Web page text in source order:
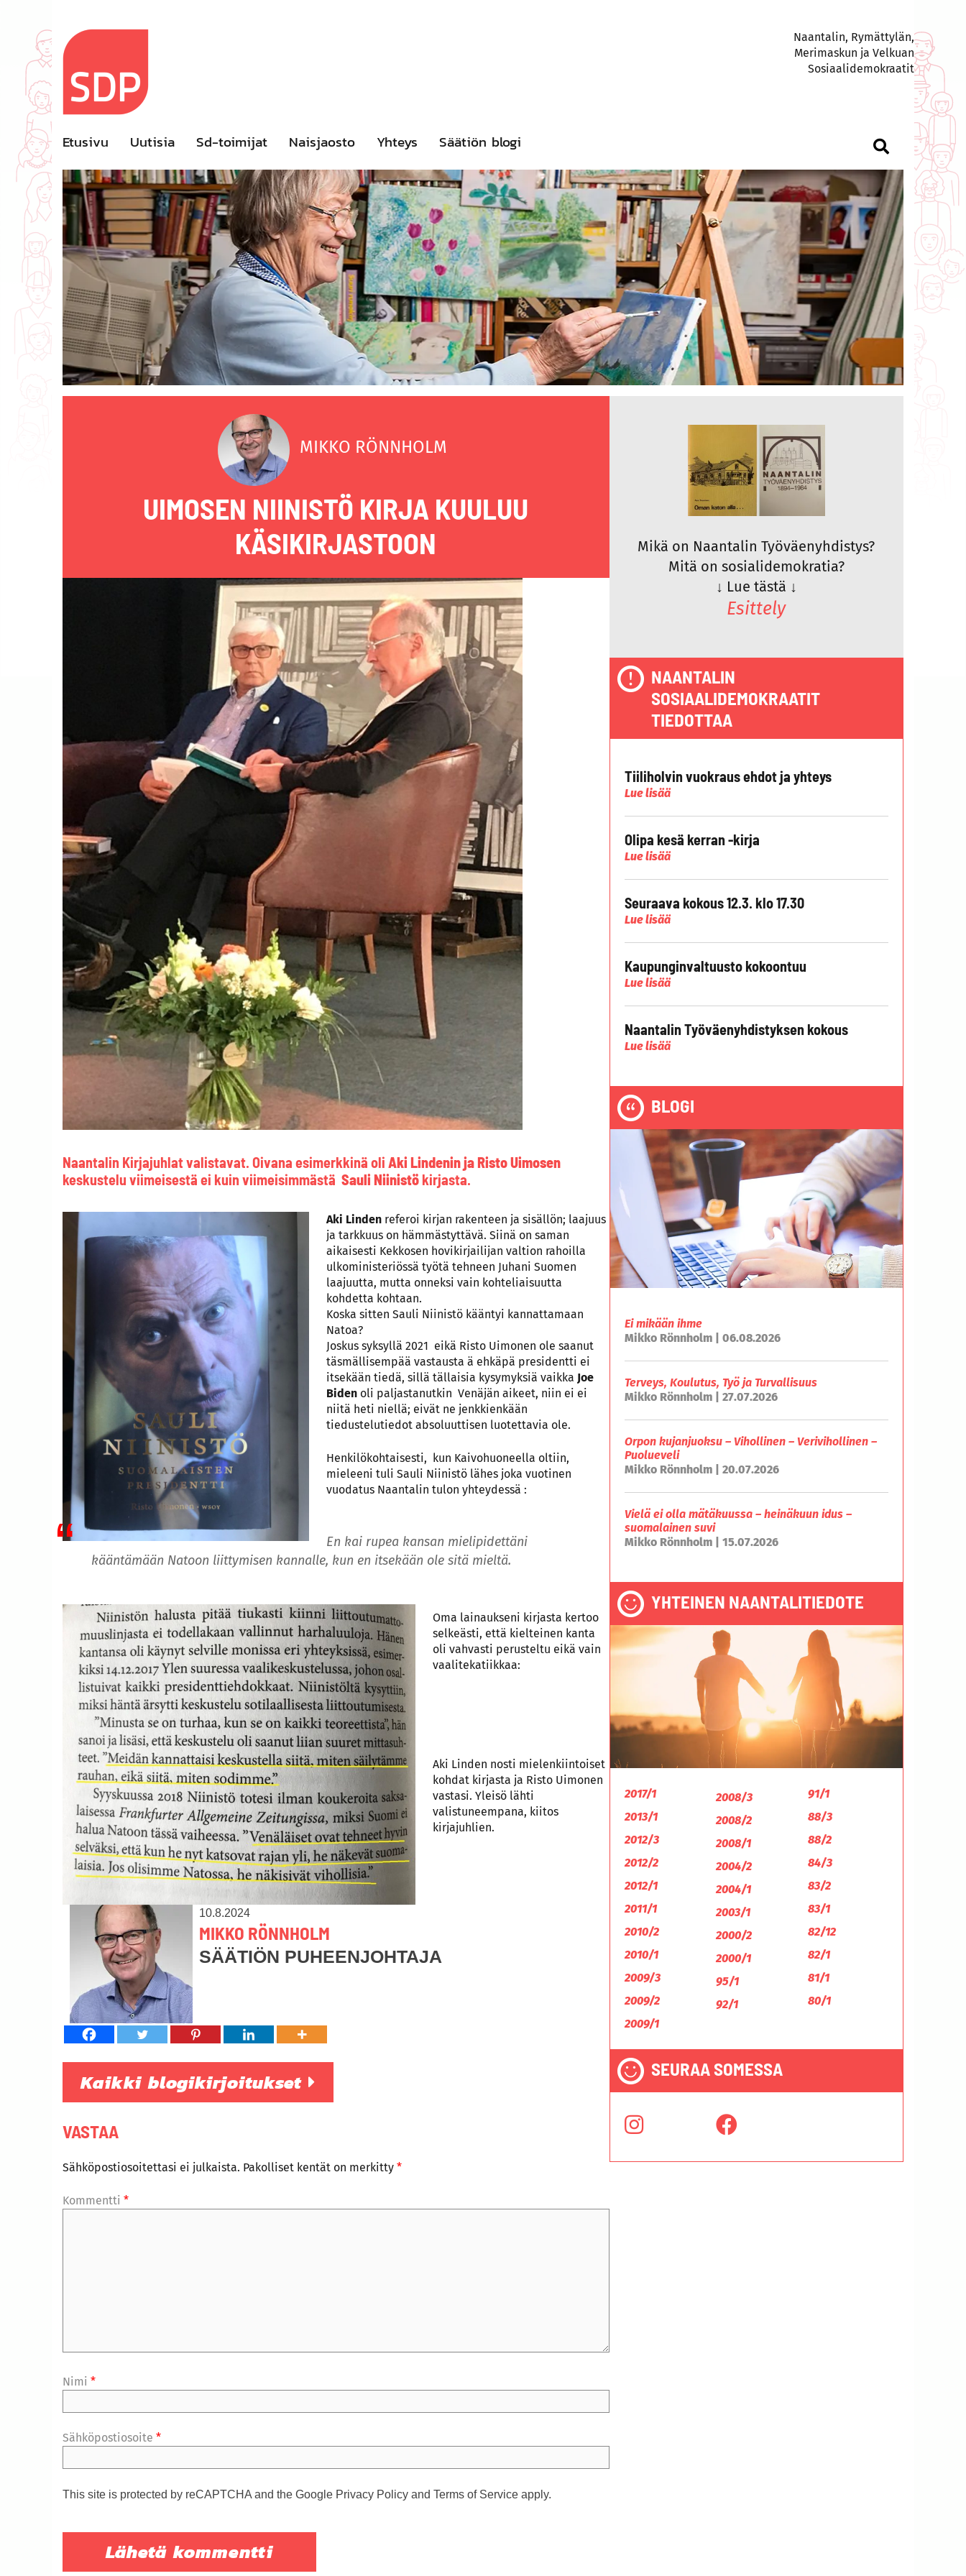
content
Naantalin, Rymättylän,
Merimaskun ja Velkuan
Sosiaalidemokraatit
Etusivu Uutisia Sd-toimijat Naisjaosto Yhteys Säätiön blogi
MIKKO RÖNNHOLM
UIMOSEN NIINISTÖ KIRJA KUULUU
KÄSIKIRJASTOON
Naantalin Kirjajuhlat valistavat. Oivana esimerkkinä oli Aki Lindenin ja Risto Uimosen
keskustelu viimeisestä ei kuin viimeisimmästä Sauli Niinistö kirjasta.
Aki Linden referoi kirjan rakenteen ja sisällön; laajuus
ja tarkkuus on hämmästyttävä. Siinä on saman
aikaisesti Kekkosen hovikirjailijan valtion rahoilla
ulkoministeriössä työtä tehneen Juhani Suomen
laajuutta, mutta onneksi vain kohteliaisuutta
kohdetta kohtaan.
Koska sitten Sauli Niinistö kääntyi kannattamaan
Natoa?
Joskus syksyllä 2021 eikä Risto Uimonen ole saanut
täsmällisempää vastausta ä ehkäpä presidentti ei
itsekään tiedä, sillä tällaisia kysymyksiä vaikka Joe
Biden oli paljastanutkin Venäjän aikeet, niin ei ei
niitä heti niellä; eivät ne jenkkienkään
tiedustelutiedot absoluuttisen luotettavia ole.
Henkilökohtaisesti, kun Kaivohuoneella oltiin,
mieleeni tuli Sauli Niinistö lähes joka vuotinen
vuodatus Naantalin tulon yhteydessä :
En kai rupea kansan mielipidettäni
kääntämään Natoon liittymisen kannalle, kun en itsekään ole sitä mieltä.
Oma lainaukseni kirjasta kertoo
selkeästi, että kielteinen kanta
oli vahvasti perusteltu eikä vain
vaalitekatiikkaa:
Aki Linden nosti mielenkiintoiset
kohdat kirjasta ja Risto Uimonen
vastasi. Yleisö lähti
valistuneempana, kiitos
kirjajuhlien.
10.8.2024
MIKKO RÖNNHOLM
SÄÄTIÖN PUHEENJOHTAJA
Kaikki blogikirjoitukset
VASTAA
Sähköpostiosoitettasi ei julkaista. Pakolliset kentät on merkitty *
Kommentti *
Nimi *
Sähköpostiosoite *
This site is protected by reCAPTCHA and the Google Privacy Policy and Terms of Service apply.
Mikä on Naantalin Työväenyhdistys?
Mitä on sosialidemokratia?
↓ Lue tästä ↓
Esittely
NAANTALIN
SOSIAALIDEMOKRAATIT
TIEDOTTAA
Tiiliholvin vuokraus ehdot ja yhteys
Lue lisää
Olipa kesä kerran -kirja
Lue lisää
Seuraava kokous 12.3. klo 17.30
Lue lisää
Kaupunginvaltuusto kokoontuu
Lue lisää
Naantalin Työväenyhdistyksen kokous
Lue lisää
BLOGI
Ei mikään ihme
Mikko Rönnholm | 06.08.2026
Terveys, Koulutus, Työ ja Turvallisuus
Mikko Rönnholm | 27.07.2026
Orpon kujanjuoksu – Vihollinen – Verivihollinen –
Puolueveli
Mikko Rönnholm | 20.07.2026
Vielä ei olla mätäkuussa – heinäkuun idus –
suomalainen suvi
Mikko Rönnholm | 15.07.2026
YHTEINEN NAANTALITIEDOTE
2017/1
2013/1
2012/3
2012/2
2012/1
2011/1
2010/2
2010/1
2009/3
2009/2
2009/1
2008/3
2008/2
2008/1
2004/2
2004/1
2003/1
2000/2
2000/1
95/1
92/1
91/1
88/3
88/2
84/3
83/2
83/1
82/12
82/1
81/1
80/1
SEURAA SOMESSA